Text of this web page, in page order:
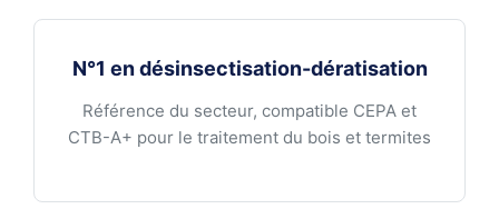
N°1 en désinsectisation-dératisation
Référence du secteur, compatible CEPA et
CTB-A+ pour le traitement du bois et termites